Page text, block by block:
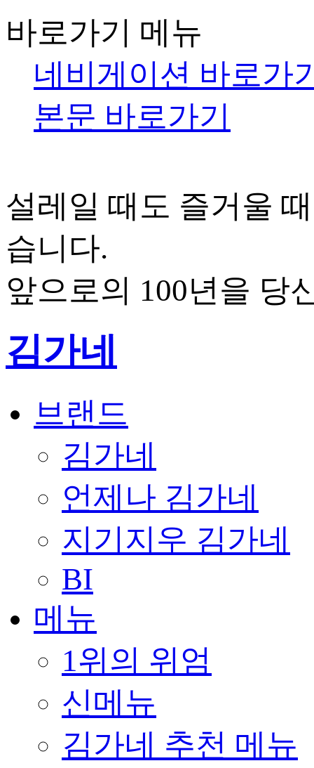
바로가기 메뉴
네비게이션 바로가
본문 바로가기
설레일 때도 즐거울
습니다.
앞으로의 100년을 당
김가네
브랜드
김가네
언제나 김가네
지기지우 김가네
BI
메뉴
1위의 위엄
신메뉴
김가네 추천 메뉴